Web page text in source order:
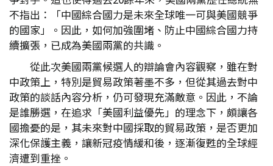
不指出：「中國綜合國力是未來全球唯一可與美國競爭
的國家」。因此，如何加強圍堵、防止中國綜合國力持
續擴張，已成為美國兩黨的共識。
從此次美國兩黨候選人的辯論會內容觀察，雖在對
中政策上，特別是貿易政策著墨不多，但從其過去對中
政策的談話內容分析，仍可發現充滿敵意。因此，不論
是誰勝選，在追求「美國利益優先」的理念下，頗讓各
國擔憂的是，其未來對中國採取的貿易政策，是否更加
深化保護主義，讓新冠疫情緩和後，逐漸復甦的全球經
濟遭到重挫。